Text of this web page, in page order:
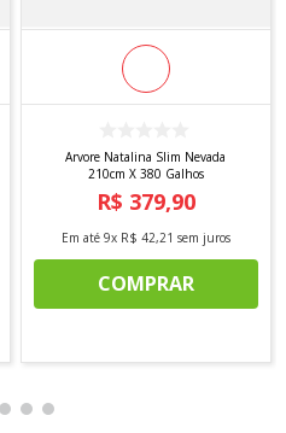
Arvore Natalina Slim Nevada
210cm X 380 Galhos
R$ 379,90
Em até 9x R$ 42,21 sem juros
COMPRAR